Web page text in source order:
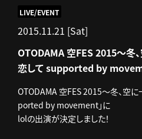
2015.11.21 [Sat]
LIVE/EVENT
OTODAMA 空FES 2015～冬
恋して supported by
OTODAMA 空FES 2015～冬、空
ported by movement」に
lolの出演が決定しました！